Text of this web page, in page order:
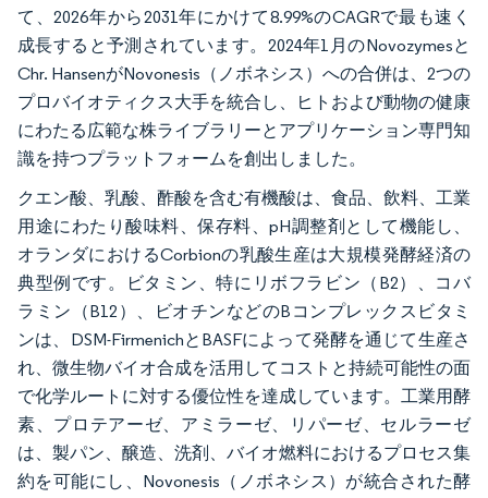
て、2026年から2031年にかけて8.99%のCAGRで最も速く
成長すると予測されています。2024年1月のNovozymesと
Chr. HansenがNovonesis（ノボネシス）への合併は、2つの
プロバイオティクス大手を統合し、ヒトおよび動物の健康
にわたる広範な株ライブラリーとアプリケーション専門知
識を持つプラットフォームを創出しました。
クエン酸、乳酸、酢酸を含む有機酸は、食品、飲料、工業
用途にわたり酸味料、保存料、pH調整剤として機能し、
オランダにおけるCorbionの乳酸生産は大規模発酵経済の
典型例です。ビタミン、特にリボフラビン（B2）、コバ
ラミン（B12）、ビオチンなどのBコンプレックスビタミ
ンは、DSM-FirmenichとBASFによって発酵を通じて生産さ
れ、微生物バイオ合成を活用してコストと持続可能性の面
で化学ルートに対する優位性を達成しています。工業用酵
素、プロテアーゼ、アミラーゼ、リパーゼ、セルラーゼ
は、製パン、醸造、洗剤、バイオ燃料におけるプロセス集
約を可能にし、Novonesis（ノボネシス）が統合された酵